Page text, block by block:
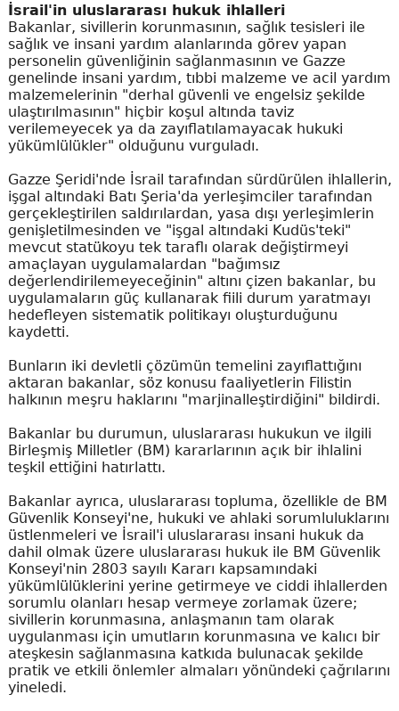
İsrail'in uluslararası hukuk ihlalleri
Bakanlar, sivillerin korunmasının, sağlık tesisleri ile
sağlık ve insani yardım alanlarında görev yapan
personelin güvenliğinin sağlanmasının ve Gazze
genelinde insani yardım, tıbbi malzeme ve acil yardım
malzemelerinin "derhal güvenli ve engelsiz şekilde
ulaştırılmasının" hiçbir koşul altında taviz
verilemeyecek ya da zayıflatılamayacak hukuki
yükümlülükler" olduğunu vurguladı.
Gazze Şeridi'nde İsrail tarafından sürdürülen ihlallerin,
işgal altındaki Batı Şeria'da yerleşimciler tarafından
gerçekleştirilen saldırılardan, yasa dışı yerleşimlerin
genişletilmesinden ve "işgal altındaki Kudüs'teki"
mevcut statükoyu tek taraflı olarak değiştirmeyi
amaçlayan uygulamalardan "bağımsız
değerlendirilemeyeceğinin" altını çizen bakanlar, bu
uygulamaların güç kullanarak fiili durum yaratmayı
hedefleyen sistematik politikayı oluşturduğunu
kaydetti.
Bunların iki devletli çözümün temelini zayıflattığını
aktaran bakanlar, söz konusu faaliyetlerin Filistin
halkının meşru haklarını "marjinalleştirdiğini" bildirdi.
Bakanlar bu durumun, uluslararası hukukun ve ilgili
Birleşmiş Milletler (BM) kararlarının açık bir ihlalini
teşkil ettiğini hatırlattı.
Bakanlar ayrıca, uluslararası topluma, özellikle de BM
Güvenlik Konseyi'ne, hukuki ve ahlaki sorumluluklarını
üstlenmeleri ve İsrail'i uluslararası insani hukuk da
dahil olmak üzere uluslararası hukuk ile BM Güvenlik
Konseyi'nin 2803 sayılı Kararı kapsamındaki
yükümlülüklerini yerine getirmeye ve ciddi ihlallerden
sorumlu olanları hesap vermeye zorlamak üzere;
sivillerin korunmasına, anlaşmanın tam olarak
uygulanması için umutların korunmasına ve kalıcı bir
ateşkesin sağlanmasına katkıda bulunacak şekilde
pratik ve etkili önlemler almaları yönündeki çağrılarını
yineledi.